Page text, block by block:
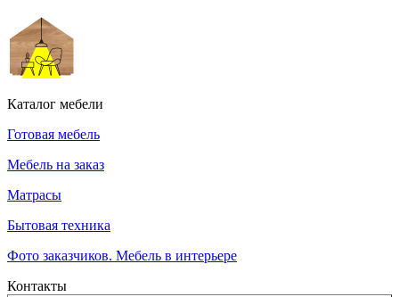
Каталог мебели
Готовая мебель
Мебель на заказ
Матрасы
Бытовая техника
Фото заказчиков. Мебель в интерьере
Контакты